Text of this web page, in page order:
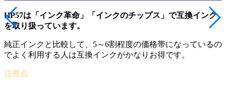
HP57は 「インク革命」「インクのチップス」で互換インク
を取り扱っています。
純正インクと比較して、5～6割程度の価格帯になっているの
でよく利用する人は互換インクがかなりお得です。